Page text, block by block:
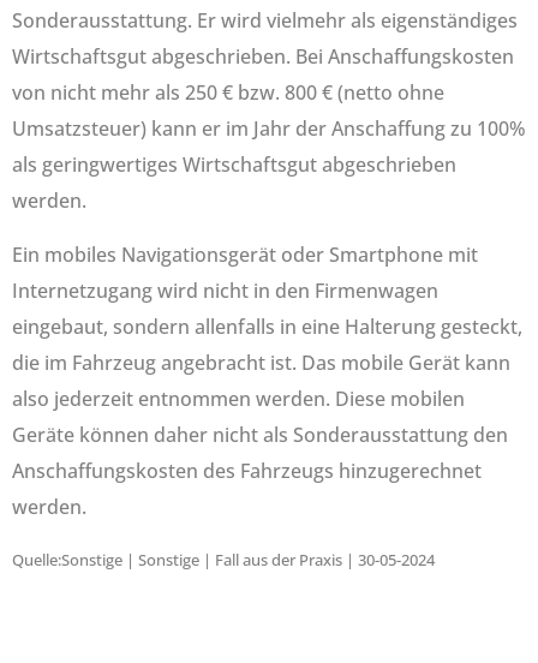
Sonderausstattung. Er wird vielmehr als eigenständiges
Wirtschaftsgut abgeschrieben. Bei Anschaffungskosten
von nicht mehr als 250 € bzw. 800 € (netto ohne
Umsatzsteuer) kann er im Jahr der Anschaffung zu 100%
als geringwertiges Wirtschaftsgut abgeschrieben
werden.
Ein mobiles Navigationsgerät oder Smartphone mit
Internetzugang wird nicht in den Firmenwagen
eingebaut, sondern allenfalls in eine Halterung gesteckt,
die im Fahrzeug angebracht ist. Das mobile Gerät kann
also jederzeit entnommen werden. Diese mobilen
Geräte können daher nicht als Sonderausstattung den
Anschaffungskosten des Fahrzeugs hinzugerechnet
werden.
Quelle:Sonstige | Sonstige | Fall aus der Praxis | 30-05-2024